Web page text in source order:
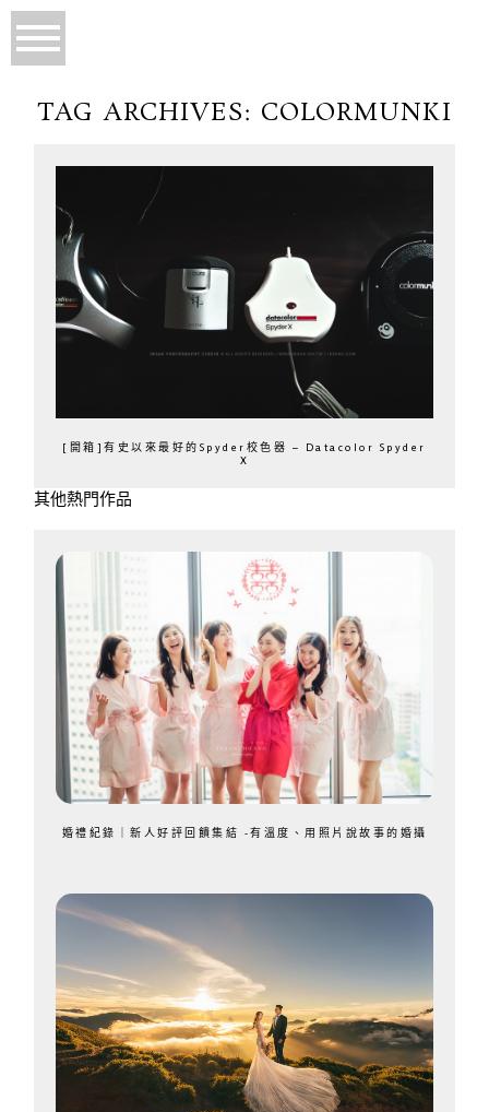
TAG ARCHIVES: COLORMUNKI
[開箱]有史以來最好的Spyder校色器 – Datacolor Spyder
X
其他熱門作品
婚禮紀錄｜新人好評回饋集結 -有溫度、用照片說故事的婚攝